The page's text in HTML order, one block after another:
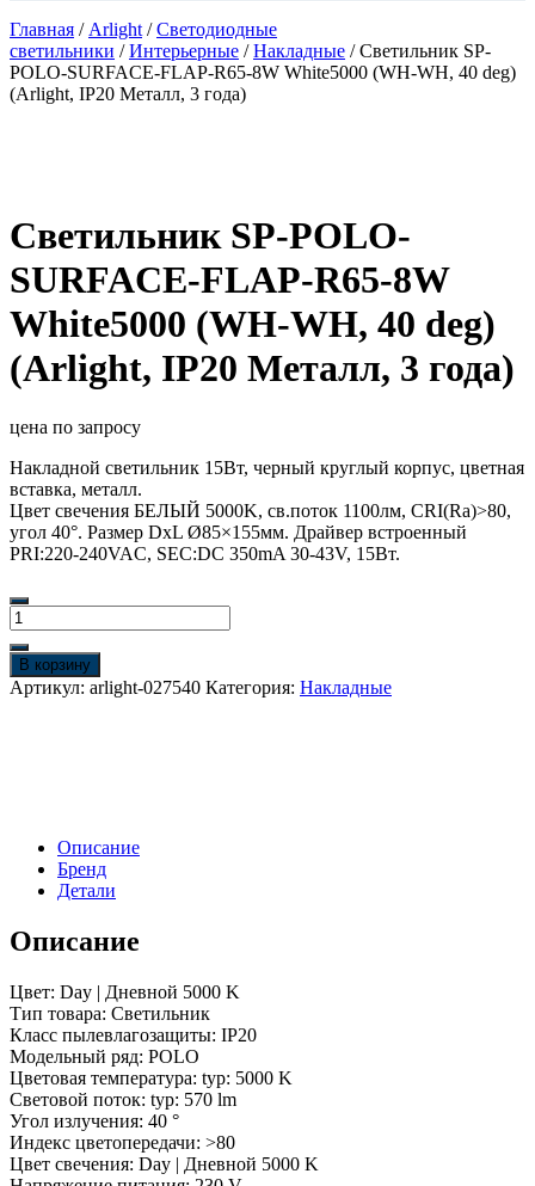
Главная / Arlight /Светодиодные
светильники /Интерьерные /Накладные / Светильник SP-
POLO-SURFACE-FLAP-R65-8W White5000 (WH-WH, 40 deg)
(Arlight, IP20 Металл, 3 года)
Светильник SP-POLO-
SURFACE-FLAP-R65-8W
White5000 (WH-WH, 40 deg)
(Arlight, IP20 Металл, 3 года)
цена по запросу
Накладной светильник 15Вт, черный круглый корпус, цветная
вставка, металл.
Цвет свечения БЕЛЫЙ 5000K, св.поток 1100лм, CRI(Ra)>80,
угол 40°. Размер DxL Ø85×155мм. Драйвер встроенный
PRI:220-240VAC, SEC:DC 350mA 30-43V, 15Вт.
Количество
товара
Светильник
SP-
POLO-
WH,
deg)
IP20
года)
В корзину
Артикул: arlight-027540 Категория: Накладные
Описание
Бренд
Детали
Описание
Цвет: Day | Дневной 5000 K
Тип товара: Светильник
Класс пылевлагозащиты: IP20
Модельный ряд: POLO
Цветовая температура: typ: 5000 K
Световой поток: typ: 570 lm
Угол излучения: 40 °
Индекс цветопередачи: >80
Цвет свечения: Day | Дневной 5000 K